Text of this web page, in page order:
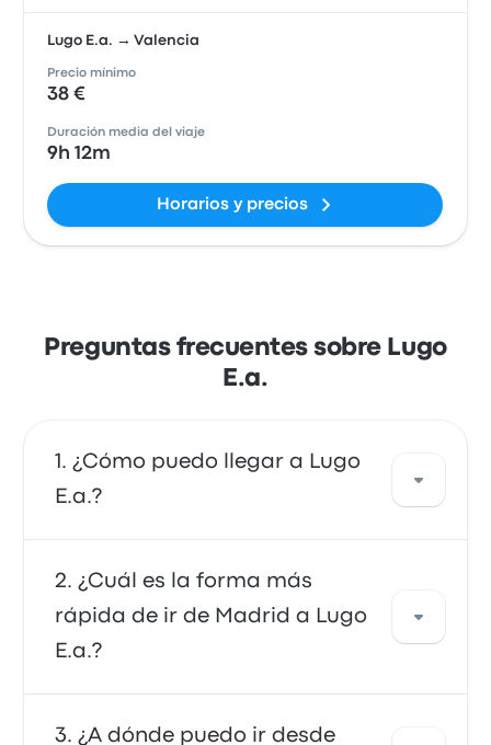
Lugo E.a. → Valencia
Precio mínimo
38 €
Duración media del viaje
9h 12m
Horarios y precios
Preguntas frecuentes sobre Lugo
E.a.
¿Cómo puedo llegar a Lugo
E.a.?
Puedes ir en autobús o en tren, que ofrecen
acceso directo a tu destino. También puedes
ir en taxi o utilizar un servicio de transporte
compartido.
¿Cuál es la forma más
rápida de ir de Madrid a Lugo
E.a.?
La forma más rápida de viajar desde y hacia
¿A dónde puedo ir desde